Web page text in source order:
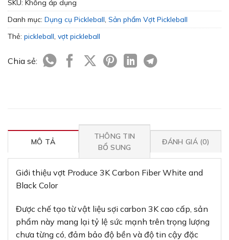
SKU: Không áp dụng
Danh mục: Dụng cụ Pickleball, Sản phẩm Vợt Pickleball
Thẻ: pickleball, vợt pickleball
Chia sẻ:
MÔ TẢ
THÔNG TIN
BỔ SUNG
ĐÁNH GIÁ (0)
Giới thiệu vợt Produce 3K Carbon Fiber White and
Black Color
Được chế tạo từ vật liệu sợi carbon 3K cao cấp, sản
phẩm này mang lại tỷ lệ sức mạnh trên trọng lượng
chưa từng có, đảm bảo độ bền và độ tin cậy đặc